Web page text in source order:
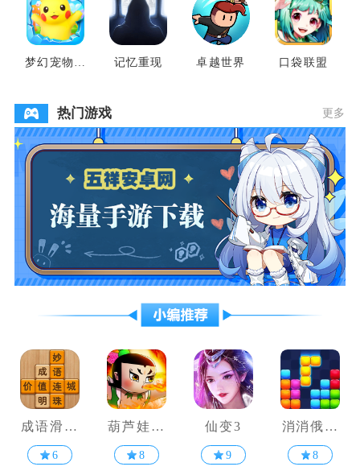
梦幻宠物联
记忆重现 卓越世界 口袋联盟
热门游戏 更多
成语滑动
消除
6
葫芦娃大
作战
8
仙变3
9
消消俄罗
斯
8